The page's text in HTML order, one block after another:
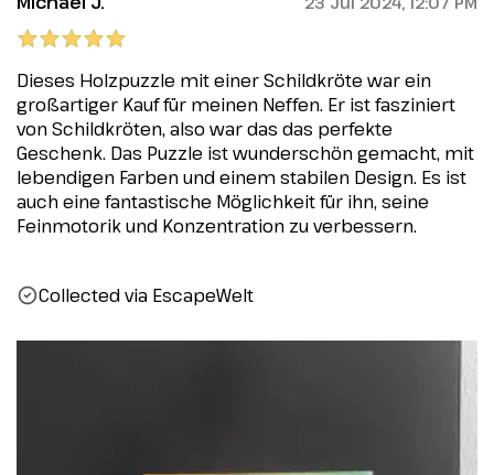
Dieses Holzpuzzle mit einer Schildkröte war ein
großartiger Kauf für meinen Neffen. Er ist fasziniert
von Schildkröten, also war das das perfekte
Geschenk. Das Puzzle ist wunderschön gemacht, mit
lebendigen Farben und einem stabilen Design. Es ist
auch eine fantastische Möglichkeit für ihn, seine
Feinmotorik und Konzentration zu verbessern.
Collected via EscapeWelt